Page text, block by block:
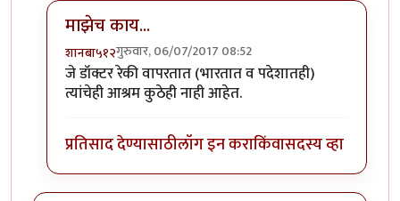
माझेच काय...
शानबा५१२गुरुवार, 06/07/2017 08:52
In reply toआई शप्पत , मी आज पर्यंत अस्लby
जे डॉक्टर रेकी वापरतात (भारतात व पदेशातही)
त्यांचेही आश्रम कुठेही नाही आहेत.
प्रतिसाद देण्यासाठीलॉग इन कराकिंवासदस्य व्हा